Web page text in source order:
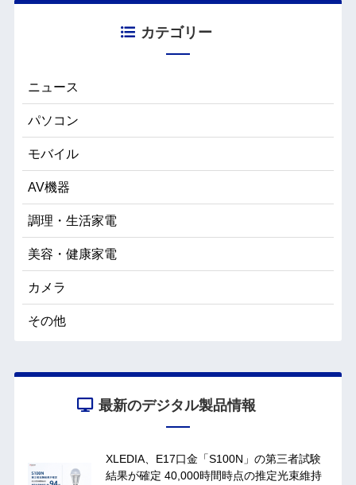
カテゴリー
ニュース
パソコン
モバイル
AV機器
調理・生活家電
美容・健康家電
カメラ
その他
最新のデジタル製品情報
XLEDIA、E17口金「S100N」の第三者試験
結果が確定 40,000時間時点の推定光束維持